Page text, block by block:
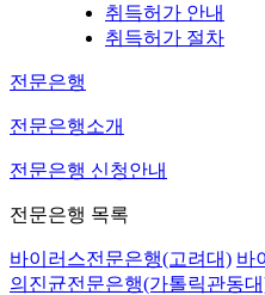
취득허가 안내
취득허가 절차
전문은행
전문은행소개
전문은행 신청안내
전문은행 목록
바이러스전문은행(고려대) 바
의진균전문은행(가톨릭관동